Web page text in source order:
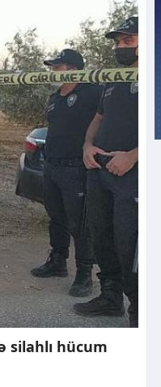
silahlı hücum